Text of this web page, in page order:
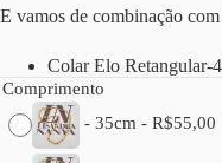
E vamos de combinação
Colar Elo Retangular-
Comprimento
- 35cm - R$55,00